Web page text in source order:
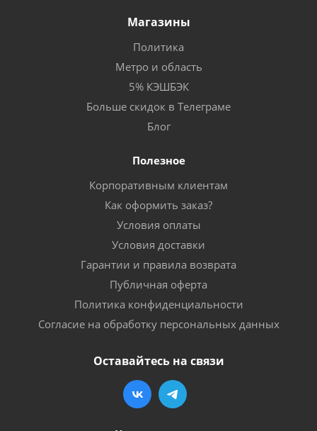
Магазины
Политика
Метро и область
5% КЭШБЭК
Больше скидок в Телеграме
Блог
Полезное
Корпоративным клиентам
Как оформить заказ?
Условия оплаты
Условия доставки
Гарантии и правила возврата
Публичная оферта
Политика конфиденциальности
Согласие на обработку персональных данных
Оставайтесь на связи